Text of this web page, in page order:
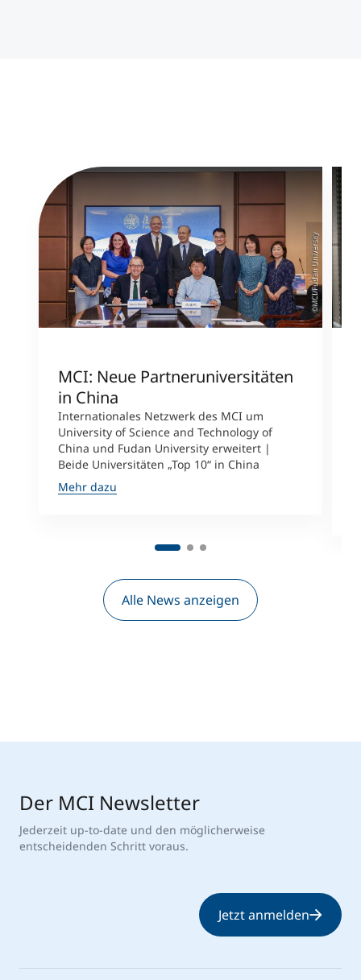
©MCI/Fudan University
MCI: Neue Partneruniversitäten
in China
Internationales Netzwerk des MCI um
University of Science and Technology of
China und Fudan University erweitert |
Beide Universitäten „Top 10“ in China
Mehr dazu
Alle News anzeigen
Der MCI Newsletter
Jederzeit up-to-date und den möglicherweise
entscheidenden Schritt voraus.
Jetzt anmelden